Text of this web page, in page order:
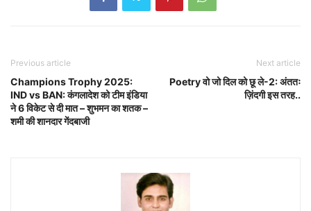
Previous article
Champions Trophy 2025:
IND vs BAN: कंगलादेश को टीम इंडिया
ने 6 विकेट से दी मात – शुभमन का शतक –
शमी की शानदार गेंदबाजी
Next article
Poetry वो जो दिल को छू ले-2: अंततः
ज़िंदगी इस तरह..